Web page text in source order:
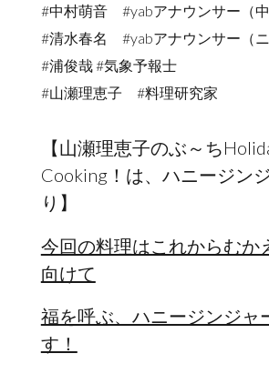
#中村萌音 #yabアナウンサー（中
#清水春名 #yabアナウンサー（ニ
#浦俊哉 #気象予報士
#山瀬理恵子 #料理研究家
【山瀬理恵子のぶ～ち
Cooking！は、ハニージン
り】
今回の料理はこれからむか
向けて
福を呼ぶ、ハニージンジャ
す！